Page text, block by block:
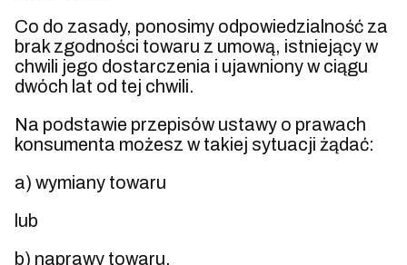
Co do zasady, ponosimy odpowiedzialność za
brak zgodności towaru z umową, istniejący w
chwili jego dostarczenia i ujawniony w ciągu
dwóch lat od tej chwili.
Na podstawie przepisów ustawy o prawach
konsumenta możesz w takiej sytuacji żądać:
a) wymiany towaru
lub
b) naprawy towaru.